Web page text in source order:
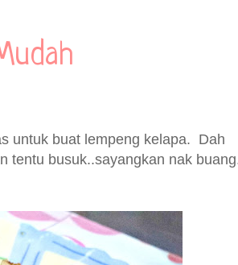
untuk buat lempeng kelapa. Dah
tentu busuk..sayangkan nak